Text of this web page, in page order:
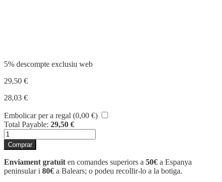
5% descompte exclusiu web
29,50 €
28,03 €
Embolicar per a regal (0,00 €)
Total Payable: 29,50 €
quantitat
de
HISTORIA
DEL
ANTIGUO
EGIPTO
Comprar
Enviament gratuït en comandes superiors a 50€ a Espanya
peninsular i 80€ a Balears; o podeu recollir-lo a la botiga.